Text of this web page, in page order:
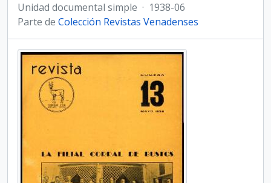
Unidad documental simple · 1938-06
Parte de Colección Revistas Venadenses